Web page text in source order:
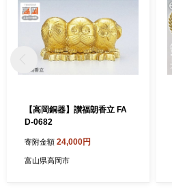
【高岡銅器】讃福朗香立 FA
D-0682
寄附金額 24,000円
富山県高岡市